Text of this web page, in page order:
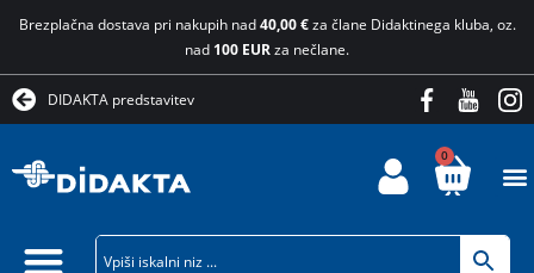
Brezplačna dostava pri nakupih nad40,00 €za člane Didaktinega kluba, oz.
nad 100 EURza nečlane.
DIDAKTA predstavitev
0